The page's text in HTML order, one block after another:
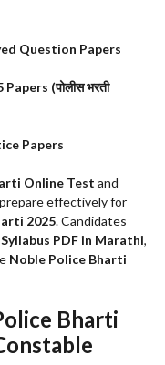
Question Papers
(पोलीस भरती
Papers
Online Test and
effectively for
2025. Candidates
PDF in Marathi,
Noble Police Bharti
Bharti